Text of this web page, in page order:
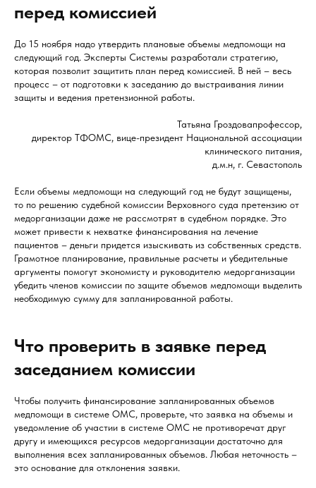
перед комиссией
До 15 ноября надо утвердить плановые объемы медпомощи на
следующий год. Эксперты Системы разработали стратегию,
которая позволит защитить план перед комиссией. В ней – весь
процесс – от подготовки к заседанию до выстраивания линии
защиты и ведения претензионной работы.
Татьяна Гроздовапрофессор,
директор ТФОМС, вице-президент Национальной ассоциации
клинического питания,
д.м.н, г. Севастополь
Если объемы медпомощи на следующий год не будут защищены,
то по решению судебной комиссии Верховного суда претензию от
медорганизации даже не рассмотрят в судебном порядке. Это
может привести к нехватке финансирования на лечение
пациентов – деньги придется изыскивать из собственных средств.
Грамотное планирование, правильные расчеты и убедительные
аргументы помогут экономисту и руководителю медорганизации
убедить членов комиссии по защите объемов медпомощи выделить
необходимую сумму для запланированной работы.
Что проверить в заявке перед
заседанием комиссии
Чтобы получить финансирование запланированных объемов
медпомощи в системе ОМС, проверьте, что заявка на объемы и
уведомление об участии в системе ОМС не противоречат друг
другу и имеющихся ресурсов медорганизации достаточно для
выполнения всех запланированных объемов. Любая неточность –
это основание для отклонения заявки.